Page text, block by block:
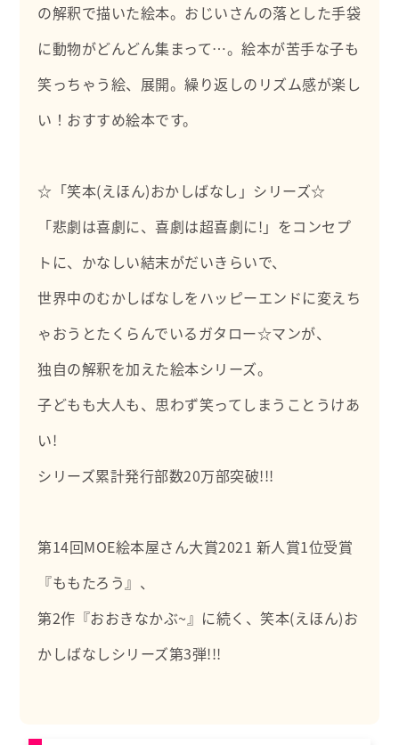
の解釈で描いた絵本。おじいさんの落とした手袋
に動物がどんどん集まって…。絵本が苦手な子も
笑っちゃう絵、展開。繰り返しのリズム感が楽し
い！おすすめ絵本です。
☆「笑本(えほん)おかしばなし」シリーズ☆
「悲劇は喜劇に、喜劇は超喜劇に!」をコンセプ
トに、かなしい結末がだいきらいで、
世界中のむかしばなしをハッピーエンドに変えち
ゃおうとたくらんでいるガタロー☆マンが、
独自の解釈を加えた絵本シリーズ。
子どもも大人も、思わず笑ってしまうことうけあ
い!
シリーズ累計発行部数20万部突破!!!
第14回MOE絵本屋さん大賞2021 新人賞1位受賞
『ももたろう』、
第2作『おおきなかぶ~』に続く、笑本(えほん)お
かしばなしシリーズ第3弾!!!